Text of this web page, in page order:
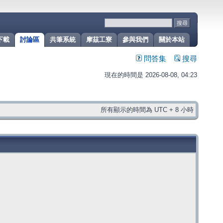
關於本站
參與我們
摩茲工寮
共筆系統
討論區
載
問答集 搜尋
現在的時間是 2026-08-08, 04:23
所有顯示的時間為 UTC + 8 小時